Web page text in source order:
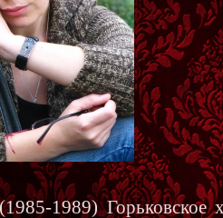
1989) Горьковское